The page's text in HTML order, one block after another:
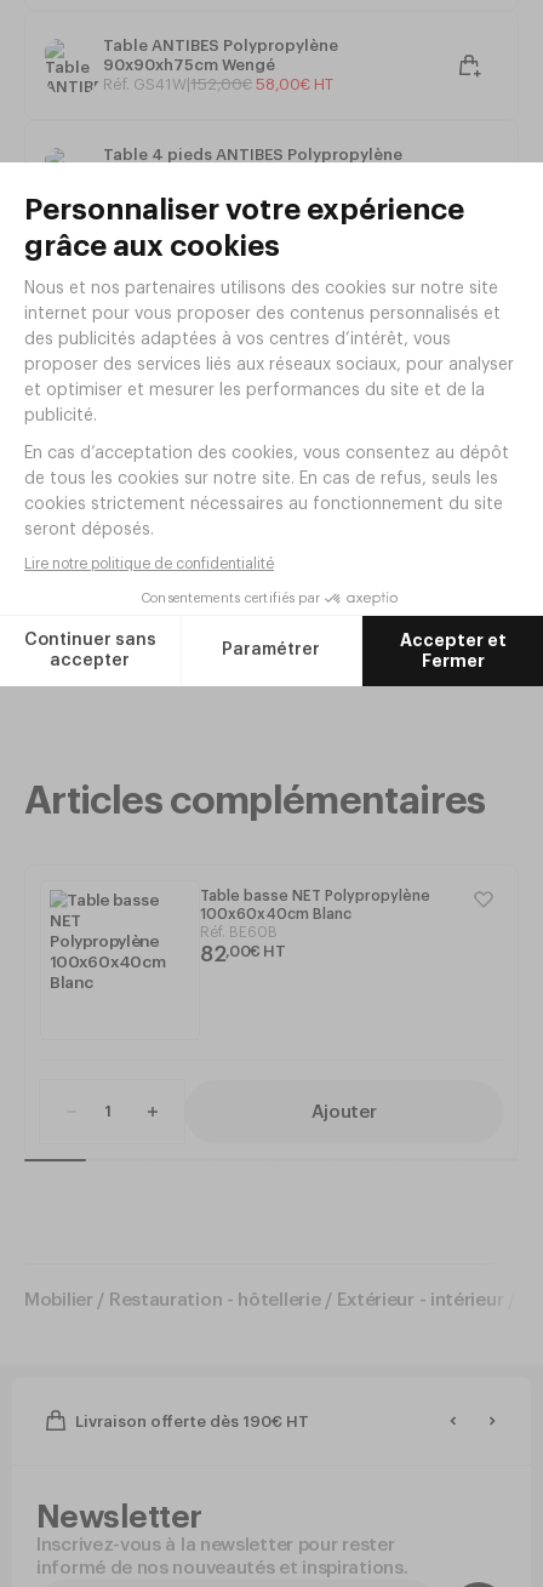
Table ANTIBES Polypropylène
90x90xh75cm Wengé
Réf. GS41W 152,00€ 58,00€ HT
Table 4 pieds ANTIBES Polypropylène
Réf. LK99CT|196 , 00€ HT
Table RODAS 70x70xh73cm White marble
Réf. GM79WW|110,00€ HT
PARASOL EOLO PURETI 2.50x2.50 TAUPE
Réf. PC48| 269 00€ HT
Table extensible LIBECCIO Polypropylène
Tourterelle
Réf. AG33|396,00€ 386,00€ HT
Articles complémentaires
Table basse NET Polypropylène
100x60x40cm Blanc
Réf. BE60B
82,00€ HT
Ajouter
Mobilier / Restauration - hôtellerie / Extérieur - intérieur
Livraison offerte dès 190€ HT
Newsletter
Inscrivez-vous à la newsletter pour rester
informé de nos nouveautés et inspirations.